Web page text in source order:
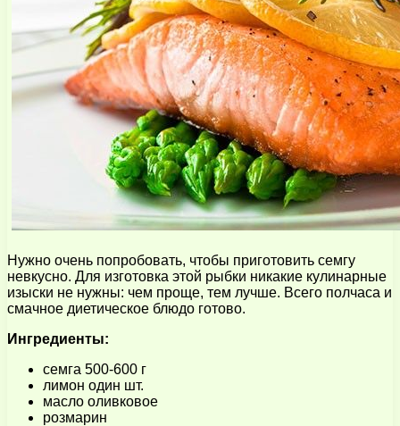
Нужно очень попробовать, чтобы приготовить семгу
невкусно. Для изготовка этой рыбки никакие кулинарные
изыски не нужны: чем проще, тем лучше. Всего полчаса и
смачное диетическое блюдо готово.
Ингредиенты:
семга 500-600 г
лимон один шт.
масло оливковое
розмарин